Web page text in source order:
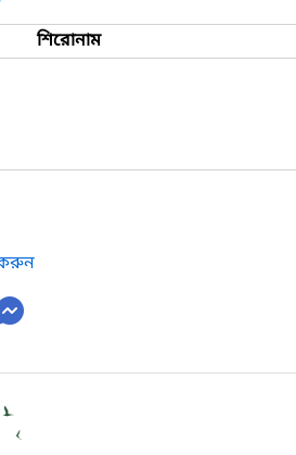
শিরোনাম
করুন